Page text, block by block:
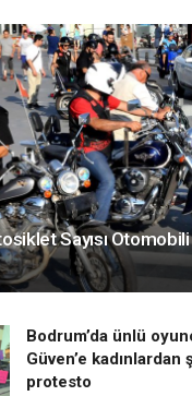
Sayısı
Bodrum’da ünlü
Güven’e kadınlardan
protesto